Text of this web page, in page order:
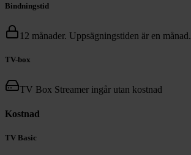
Bindningstid
12 månader. Uppsägningstiden är en månad.
TV-box
TV Box Streamer ingår utan kostnad
Kostnad
TV Basic